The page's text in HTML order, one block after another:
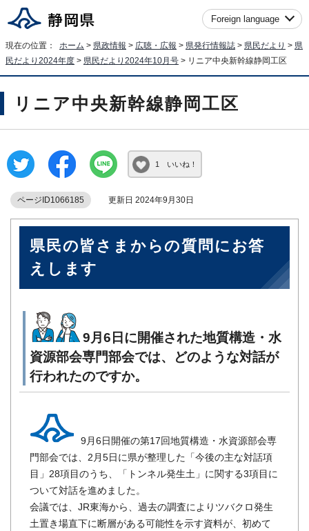
Foreign language
現在の位置： ホーム > 県政情報 > 広聴・広報 > 県発行情報誌 > 県民だより > 県
民だより2024年度 > 県民だより2024年10月号 > リニア中央新幹線静岡工区
リニア中央新幹線静岡工区
1 いいね！
ページID1066185 更新日 2024年9月30日
県民の皆さまからの質問にお答
えします
9月6日に開催された地質構造・水
資源部会専門部会では、どのような対話が
行われたのですか。
9月6日開催の第17回地質構造・水資源部会専
門部会では、2月5日に県が整理した「今後の主な対話項
目」28項目のうち、「トンネル発生土」に関する3項目に
ついて対話を進めました。
会議では、JR東海から、過去の調査によりツバクロ発生
土置き場直下に断層がある可能性を示す資料が、初めて